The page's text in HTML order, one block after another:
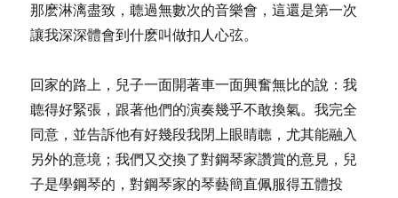
那麽淋漓盡致，聼過無數次的音樂會，這還是第一次
讓我深深體會到什麽叫做扣人心弦。
回家的路上，兒子一面開著車一面興奮無比的說：我
聼得好緊張，跟著他們的演奏幾乎不敢換氣。我完全
同意，並告訴他有好幾段我閉上眼睛聼，尤其能融入
另外的意境；我們又交換了對鋼琴家讚賞的意見，兒
子是學鋼琴的，對鋼琴家的琴藝簡直佩服得五體投